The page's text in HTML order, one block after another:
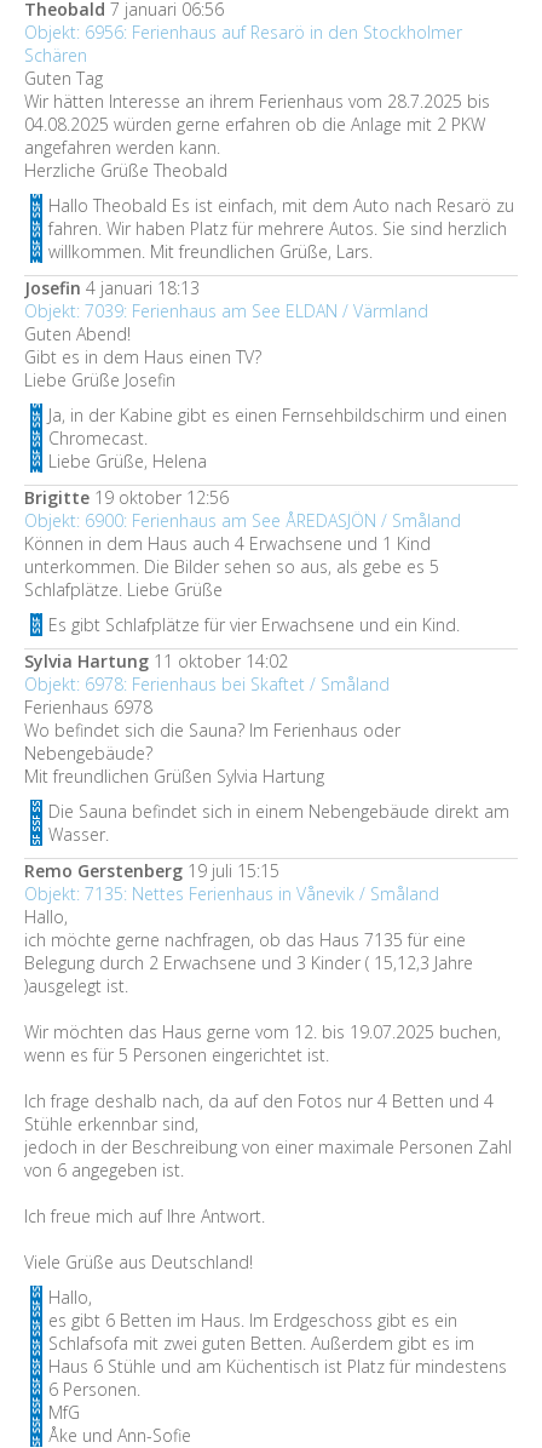
Theobald 7 januari 06:56
Objekt: 6956: Ferienhaus auf Resarö in den Stockholmer
Schären
Guten Tag
Wir hätten Interesse an ihrem Ferienhaus vom 28.7.2025 bis
04.08.2025 würden gerne erfahren ob die Anlage mit 2 PKW
angefahren werden kann.
Herzliche Grüße Theobald
Hallo Theobald Es ist einfach, mit dem Auto nach Resarö zu
fahren. Wir haben Platz für mehrere Autos. Sie sind herzlich
willkommen. Mit freundlichen Grüße, Lars.
Josefin 4 januari 18:13
Objekt: 7039: Ferienhaus am See ELDAN / Värmland
Guten Abend!
Gibt es in dem Haus einen TV?
Liebe Grüße Josefin
Ja, in der Kabine gibt es einen Fernsehbildschirm und einen
Chromecast.
Liebe Grüße, Helena
Brigitte 19 oktober 12:56
Objekt: 6900: Ferienhaus am See ÅREDASJÖN / Småland
Können in dem Haus auch 4 Erwachsene und 1 Kind
unterkommen. Die Bilder sehen so aus, als gebe es 5
Schlafplätze. Liebe Grüße
Es gibt Schlafplätze für vier Erwachsene und ein Kind.
Sylvia Hartung 11 oktober 14:02
Objekt: 6978: Ferienhaus bei Skaftet / Småland
Ferienhaus 6978
Wo befindet sich die Sauna? Im Ferienhaus oder
Nebengebäude?
Mit freundlichen Grüßen Sylvia Hartung
Die Sauna befindet sich in einem Nebengebäude direkt am
Wasser.
Remo Gerstenberg 19 juli 15:15
Objekt: 7135: Nettes Ferienhaus in Vånevik / Småland
Hallo,
ich möchte gerne nachfragen, ob das Haus 7135 für eine
Belegung durch 2 Erwachsene und 3 Kinder ( 15,12,3 Jahre
)ausgelegt ist.
Wir möchten das Haus gerne vom 12. bis 19.07.2025 buchen,
wenn es für 5 Personen eingerichtet ist.
Ich frage deshalb nach, da auf den Fotos nur 4 Betten und 4
Stühle erkennbar sind,
jedoch in der Beschreibung von einer maximale Personen Zahl
von 6 angegeben ist.
Ich freue mich auf Ihre Antwort.
Viele Grüße aus Deutschland!
Hallo,
es gibt 6 Betten im Haus. Im Erdgeschoss gibt es ein
Schlafsofa mit zwei guten Betten. Außerdem gibt es im
Haus 6 Stühle und am Küchentisch ist Platz für mindestens
6 Personen.
MfG
Åke und Ann-Sofie